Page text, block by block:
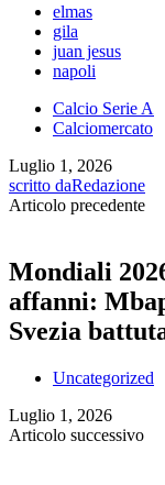
elmas
gila
juan jesus
napoli
Calcio Serie A
Calciomercato
Luglio 1, 2026
scritto daRedazione
Articolo precedente
Mondiali
affanni:
Svezia
Uncategorized
Luglio 1, 2026
Articolo successivo